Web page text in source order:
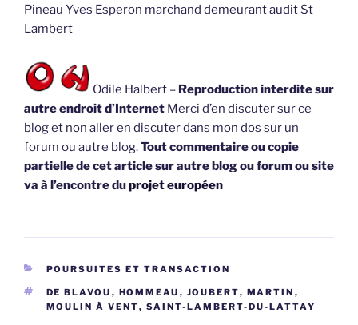
Pineau Yves Esperon marchand demeurant audit St
Lambert
Odile Halbert – Reproduction interdite sur
autre endroit d’Internet Merci d’en discuter sur ce
blog et non aller en discuter dans mon dos sur un
forum ou autre blog.Tout commentaire ou copie
partielle de cet article sur autre blog ou forum ou site
va à l’encontre duprojet européen
CATÉGORIES
POURSUITES ET TRANSACTION
ÉTIQUETTES
DE BLAVOU , HOMMEAU , JOUBERT, MARTIN ,
MOULIN À VENT, SAINT-LAMBERT-DU-LATTAY